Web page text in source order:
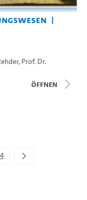
, Prof. Dr.
Öffnen
4